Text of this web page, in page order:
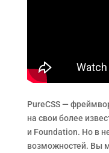
PureCSS —
на свои более
и Foundation. Но в
возможностей. Вы